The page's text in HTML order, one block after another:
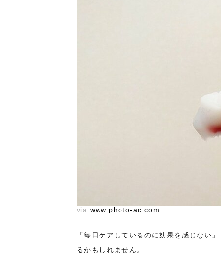
via www.photo-ac.com
「毎日ケアしているのに効果を感じない
るかもしれません。